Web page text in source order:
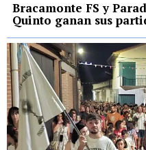
Bracamonte FS y
Quinto ganan sus